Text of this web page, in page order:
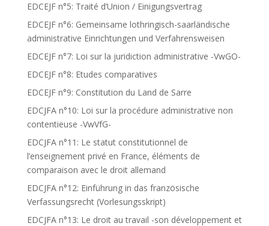
EDCEJF n°5: Traité d’Union / Einigungsvertrag
EDCEJF n°6: Gemeinsame lothringisch-saarländische
administrative Einrichtungen und Verfahrensweisen
EDCEJF n°7: Loi sur la juridiction administrative -VwGO-
EDCEJF n°8: Etudes comparatives
EDCEJF n°9: Constitution du Land de Sarre
EDCJFA n°10: Loi sur la procédure administrative non
contentieuse -VwVfG-
EDCJFA n°11: Le statut constitutionnel de
l’enseignement privé en France, éléments de
comparaison avec le droit allemand
EDCJFA n°12: Einführung in das französische
Verfassungsrecht (Vorlesungsskript)
EDCJFA n°13: Le droit au travail -son développement et